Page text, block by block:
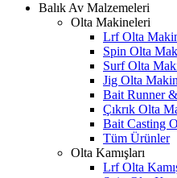
Balık Av Malzemeleri
Olta Makineleri
Lrf Olta
Spin Olta
Surf Olta
Jig Olta
Bait Runner
Çıkrık Olta
Bait Casting
Tüm Ürünler
Olta Kamışları
Lrf Olta